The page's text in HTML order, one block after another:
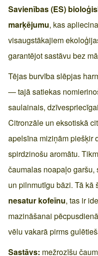
Savienības (ES)
marķējumu, kas
visaugstākajiem
garantējot sastāvu bez
Tējas burvība slēpjas
— tajā satiekas
saulainais,
Citronzāle un eksotiskā
apelsīna miziņām piešķir
spirdzinošu aromātu.
čaumalas noapaļo
un pilnmutīgu bāzi. Tā kā
nesatur kofeīnu, tas ir
mazināšanai
vēlu vakarā pirms
Sastāvs: mežrozīšu